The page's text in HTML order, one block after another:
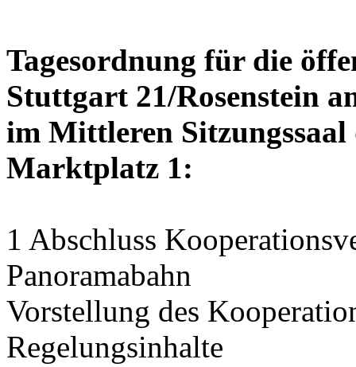
Tagesordnung für die
Stuttgart 21/Rosenstein
im Mittleren Sitzungssaal
Marktplatz 1:
1 Abschluss
Panoramabahn
Vorstellung des
Regelungsinhalte